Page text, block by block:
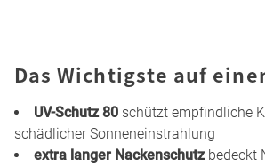
Das Wichtigste auf
UV-Schutz 80 schützt empfindliche
schädlicher Sonneneinstrahlung
extra langer Nackenschutzbedeckt